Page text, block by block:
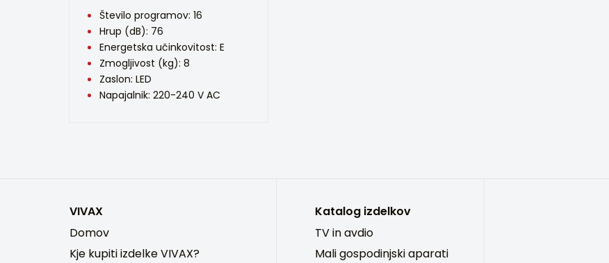
Število programov: 16
Hrup (dB): 76
Energetska učinkovitost: E
Zmogljivost (kg): 8
Zaslon: LED
Napajalnik: 220-240 V AC
VIVAX
Domov
Kje kupiti izdelke VIVAX?
Katalog izdelkov
TV in avdio
Mali gospodinjski aparati